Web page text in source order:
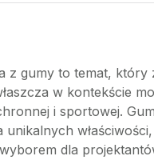
z gumy to temat, który
w kontekście
i sportowej.
unikalnych
dla